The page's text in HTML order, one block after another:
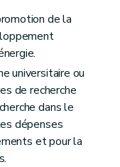
de la
universitaire ou
de recherche
dans le
dépenses
et pour la